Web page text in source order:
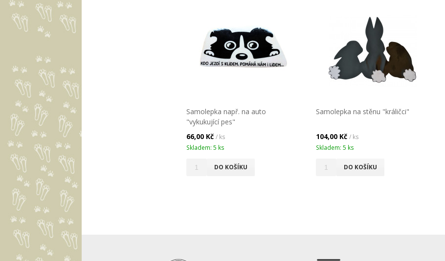
Samolepka např. na auto
"vykukující pes"
66,00 Kč / ks
Skladem: 5 ks
DO KOŠÍKU
Samolepka na stěnu "králičci"
104,00 Kč/ ks
Skladem: 5 ks
DO KOŠÍKU